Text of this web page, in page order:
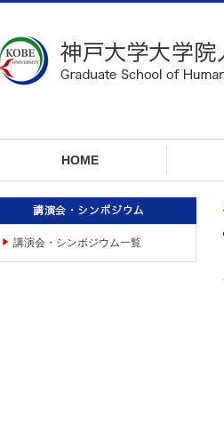
HOME
講演会・シンポジウム一覧